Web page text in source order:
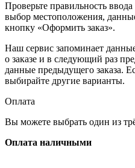
Проверьте правильность
выбор местоположения,
кнопку «Оформить заказ».
Наш сервис запоминает
о заказе и в следующий раз
данные предыдущего заказа.
выбирайте другие варианты.
Оплата
Вы можете выбрать один из
Оплата наличными